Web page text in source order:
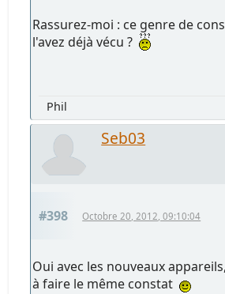
Rassurez-moi : ce genre de
l'avez déjà vécu ?
Phil
Seb03
#398 Octobre 20, 2012, 09:10:04
Oui avec les nouveaux
à faire le même constat